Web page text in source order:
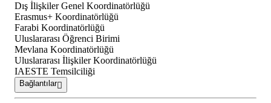
Dış İlişkiler Genel Koordinatörlüğü
Erasmus+ Koordinatörlüğü
Farabi Koordinatörlüğü
Uluslararası Öğrenci Birimi
Mevlana Koordinatörlüğü
Uluslararası İlişkiler Koordinatörlüğü
IAESTE Temsilciliği
Bağlantılar